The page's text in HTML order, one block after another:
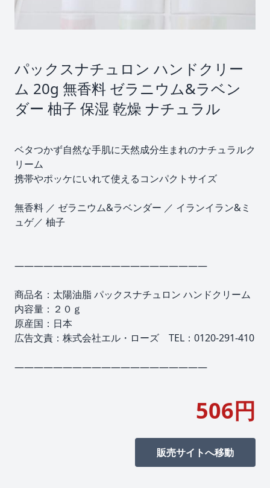
パックスナチュロン ハンドクリー
ム 20g 無香料 ゼラニウム&ラベン
ダー 柚子 保湿 乾燥 ナチュラル
ベタつかず自然な手肌に天然成分生まれのナチュラルク
リーム
携帯やポッケにいれて使えるコンパクトサイズ
無香料 ／ ゼラニウム&ラベンダー ／ イランイラン&ミ
ュゲ／ 柚子
――――――――――――――――――――
商品名：太陽油脂 パックスナチュロン ハンドクリーム
内容量：２０ｇ
原産国：日本
広告文責：株式会社エル・ローズ TEL：0120-291-410
――――――――――――――――――――
506円
販売サイトへ移動